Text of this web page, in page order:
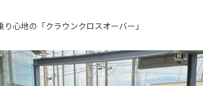
り心地の「クラウンクロスオーバー」